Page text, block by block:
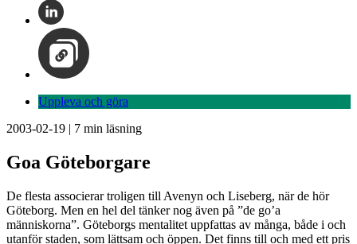
Uppleva och göra
2003-02-19 | 7 min läsning
Goa Göteborgare
De flesta associerar troligen till Avenyn och Liseberg, när de hör
Göteborg. Men en hel del tänker nog även på ”de go’a
människorna”. Göteborgs mentalitet uppfattas av många, både i och
utanför staden, som lättsam och öppen. Det finns till och med ett pris